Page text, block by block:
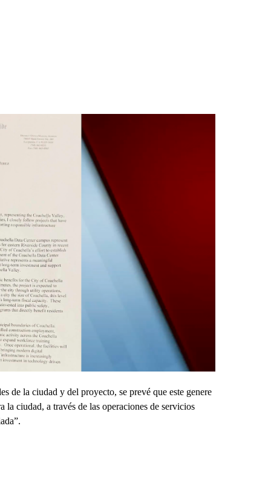
de la ciudad y del proyecto, se prevé que este genere
la ciudad, a través de las operaciones de servicios